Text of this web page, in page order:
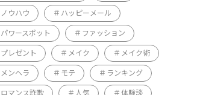
ノウハウ ハッピーメール
パワースポット ファッション
プレゼント メイク メイク術
メンヘラ モテ ランキング
ロマンス詐欺 人気 体験談